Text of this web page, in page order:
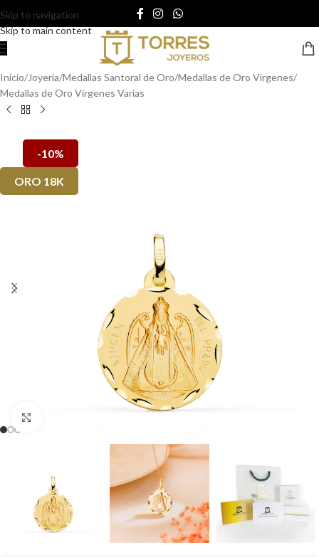
Skip to navigation
Skip to main content
Inicio/Joyería/Medallas Santoral de Oro/Medallas de Oro Vírgenes/
Medallas de Oro Vírgenes Varias
-10%
ORO 18K